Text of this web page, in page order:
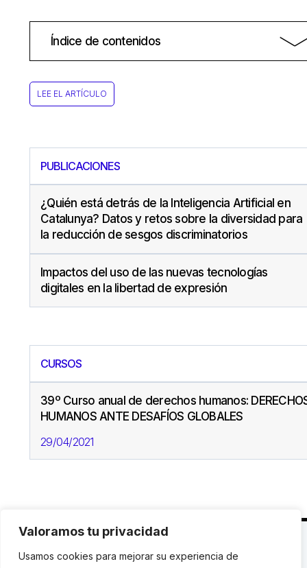
Valoramos tu privacidad
Usamos cookies para mejorar su experiencia de
Índice de contenidos
LEE EL ARTÍCULO
PUBLICACIONES
¿Quién está detrás de la Inteligencia Artificial en
Catalunya? Datos y retos sobre la diversidad para
la reducción de sesgos discriminatorios
Impactos del uso de las nuevas tecnologías
digitales en la libertad de expresión
CURSOS
39º Curso anual de derechos humanos:
HUMANOS ANTE DESAFÍOS GLOBALES
29/04/2021
C. Avinyó 44, 2n | 08002 Barcelona |
T.: +34 93